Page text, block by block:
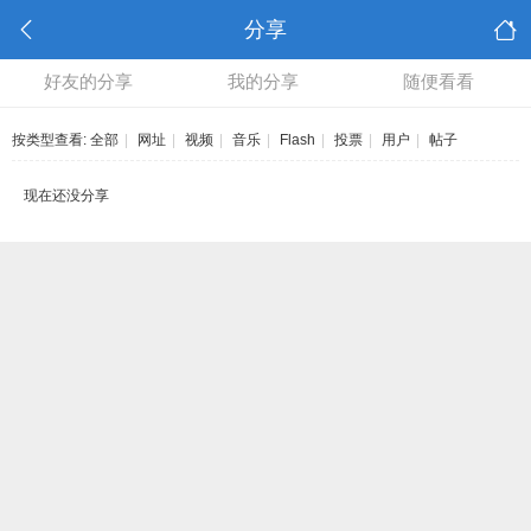
分享
好友的分享 我的分享 随便看看
按类型查看: 全部 网址 视频 音乐 Flash 投票 用户 帖子
现在还没分享